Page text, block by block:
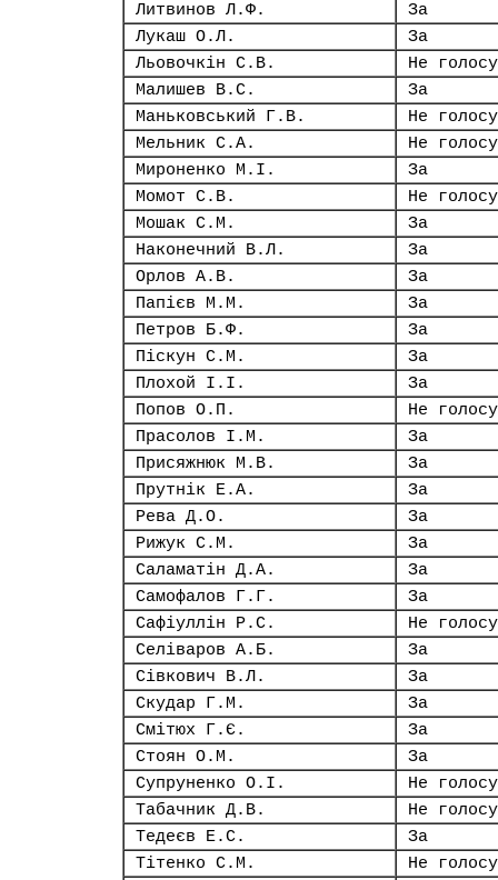
Литвинов Л.Ф.
За
Лукаш О.Л.
За
Льовочкін С.В.
Не
Малишев В.С.
За
Маньковський Г.В.
Не
Мельник С.А.
Не
Мироненко М.І.
За
Момот С.В.
Не
Мошак С.М.
За
Наконечний В.Л.
За
Орлов А.В.
За
Папієв М.М.
За
Петров Б.Ф.
За
Піскун С.М.
За
Плохой І.І.
За
Попов О.П.
Не
Прасолов І.М.
За
Присяжнюк М.В.
За
Прутнік Е.А.
За
Рева Д.О.
За
Рижук С.М.
За
Саламатін Д.А.
За
Самофалов Г.Г.
За
Сафіуллін Р.С.
Не
Селіваров А.Б.
За
Сівкович В.Л.
За
Скудар Г.М.
За
Смітюх Г.Є.
За
Стоян О.М.
За
Супруненко О.І.
Не
Табачник Д.В.
Не
Тедеєв Е.С.
За
Тітенко С.М.
Не